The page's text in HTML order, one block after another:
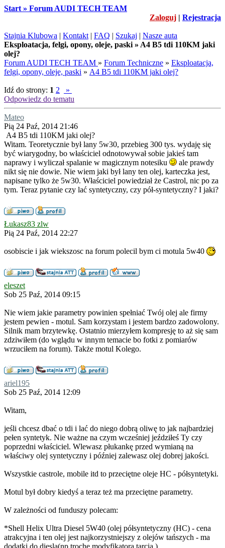
Start » Forum AUDI TECH TEAM
Zaloguj | Rejestracja
Stajnia Klubowa | Kontakt | FAQ | Szukaj | Nasze auta
Eksploatacja, felgi, opony, oleje, paski » A4 B5 tdi 110KM jaki
olej?
Forum AUDI TECH TEAM » Forum Techniczne » Eksploatacja,
felgi, opony, oleje, paski » A4 B5 tdi 110KM jaki olej?
Idź do strony: 1 2
»
Odpowiedz do tematu
Mateo
Pią 24 Paź, 2014 21:46
A4 B5 tdi 110KM jaki olej?
Witam. Teoretycznie był lany 5w30, przebieg 300 tys. wydaję się
być wiarygodny, bo właściciel odnotowywał sobie jakieś tam
naprawy i wyliczał spalanie w magicznym notesiku
ale prawdy
nikt się nie dowie. Nie wiem jaki był lany ten olej, karteczka jest,
napisane tylko że 5w30. Właściciel powiedział że Castrol, nic po za
tym. Teraz pytanie czy lać syntetyczny, czy pół-syntetyczny? I jaki?
Łukasz83 zlw
Pią 24 Paź, 2014 22:27
osobiscie i jak wiekszosc na forum polecil bym ci motula 5w40
eleszet
Sob 25 Paź, 2014 09:15
Nie wiem jakie parametry powinien spełniać Twój olej ale firmy
jestem pewien - motul. Sam korzystam i jestem bardzo zadowolony.
Silnik mam brzytewkę. Ostatnio mierzyłem kompresję to aż się sam
zdziwiłem (do wglądu w innym temacie bo fotki z pomiarów
wrzuciłem na forum). Także motul Kolego.
ariel195
Sob 25 Paź, 2014 12:09
Witam,
jeśli chcesz dbać o tdi i lać do niego dobrą oliwę to jak najbardziej
pełen syntetyk. Nie ważne na czym wcześniej jeździłeś Ty czy
poprzedni właściciel. Wlewasz płukankę przed wymianą na
właściwy olej syntetyczny i później zalewasz olej dobrej jakości.
Wszystkie castrole, mobile itd to przeciętne oleje HC - półsyntetyki.
Motul był dobry kiedyś a teraz też ma przeciętne parametry.
W zależności od funduszy polecam:
*Shell Helix Ultra Diesel 5W40 (olej półsyntetyczny (HC) - cena
atrakcyjna i ten olej jest najkorzystniejszy z olejów tańszych - ma
dodatki do diesla(np trochę modyfikatora tarcia )